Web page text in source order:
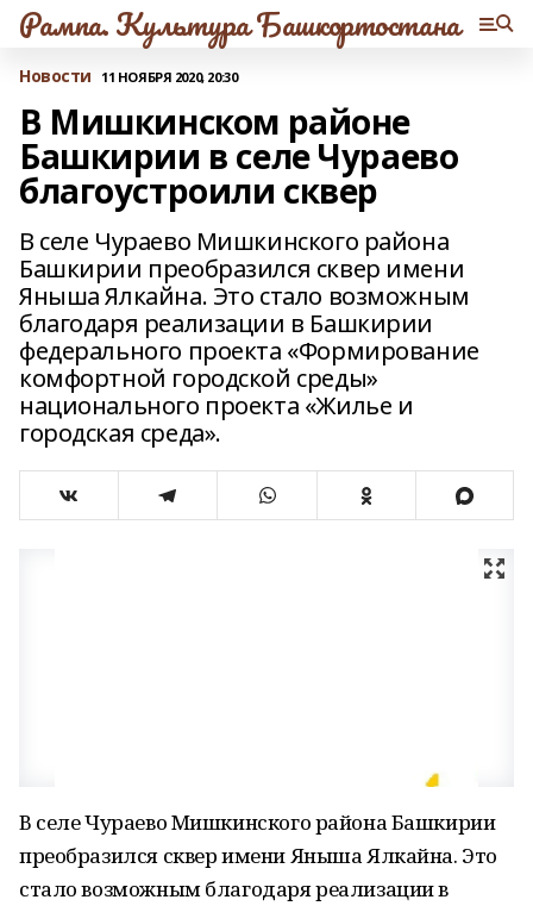
Рампа. Культура Башкортостана
Новости 11 НОЯБРЯ 2020, 20:30
В Мишкинском районе
Башкирии в селе Чураево
благоустроили сквер
В селе Чураево Мишкинского района
Башкирии преобразился сквер имени
Яныша Ялкайна. Это стало возможным
благодаря реализации в Башкирии
федерального проекта «Формирование
комфортной городской среды»
национального проекта «Жилье и
городская среда».
В селе Чураево Мишкинского района Башкирии
преобразился сквер имени Яныша Ялкайна. Это
стало возможным благодаря реализации в